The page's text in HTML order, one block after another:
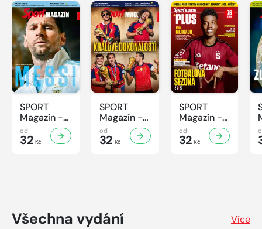
SPORT
Magazín -
32/2026
od
32 Kč
SPORT
Magazín -
31/2026
od
32 Kč
SPORT
Magazín -
30/2026
od
32 Kč
Všechna vydání Více